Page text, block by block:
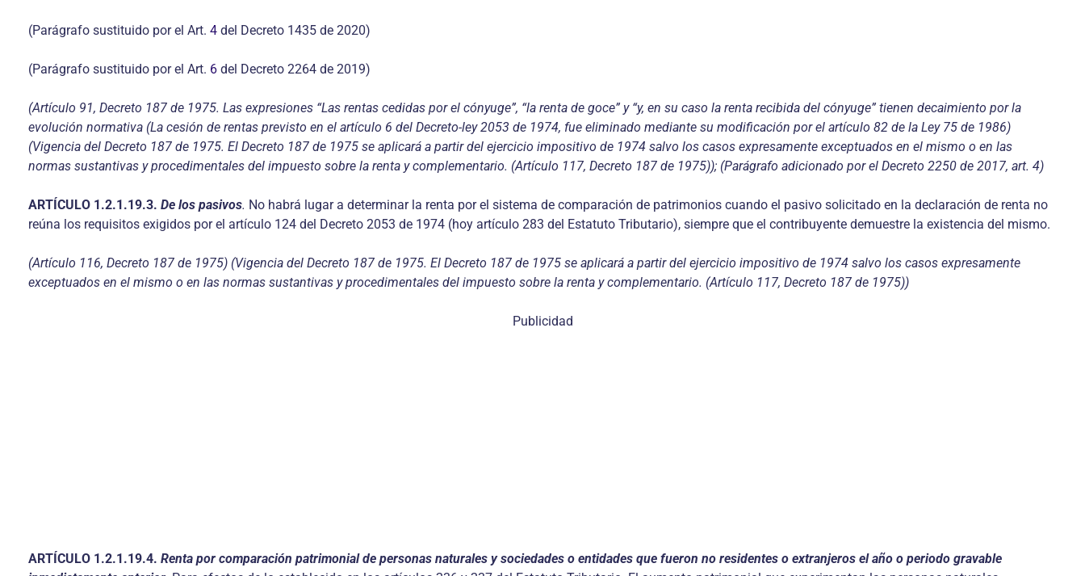
(Parágrafo sustituido por el Art. 4 del Decreto 1435 de 2020)
(Parágrafo sustituido por el Art. 6 del Decreto 2264 de 2019)
(Artículo 91, Decreto 187 de 1975. Las expresiones “Las rentas cedidas por el cónyuge”, “la renta de goce” y “y, en su caso la renta recibida del cónyuge” tienen decaimiento por la
evolución normativa (La cesión de rentas previsto en el artículo 6 del Decreto-ley 2053 de 1974, fue eliminado mediante su modificación por el artículo 82 de la Ley 75 de 1986)
(Vigencia del Decreto 187 de 1975. El Decreto 187 de 1975 se aplicará a partir del ejercicio impositivo de 1974 salvo los casos expresamente exceptuados en el mismo o en las
normas sustantivas y procedimentales del impuesto sobre la renta y complementario. (Artículo 117, Decreto 187 de 1975)); (Parágrafo adicionado por el Decreto 2250 de 2017, art. 4)
ARTÍCULO 1.2.1.19.3. De los pasivos. No habrá lugar a determinar la renta por el sistema de comparación de patrimonios cuando el pasivo solicitado en la declaración de renta no
reúna los requisitos exigidos por el artículo 124 del Decreto 2053 de 1974 (hoy artículo 283 del Estatuto Tributario), siempre que el contribuyente demuestre la existencia del mismo.
(Artículo 116, Decreto 187 de 1975) (Vigencia del Decreto 187 de 1975. El Decreto 187 de 1975 se aplicará a partir del ejercicio impositivo de 1974 salvo los casos expresamente
exceptuados en el mismo o en las normas sustantivas y procedimentales del impuesto sobre la renta y complementario. (Artículo 117, Decreto 187 de 1975))
Publicidad
ARTÍCULO 1.2.1.19.4. Renta por comparación patrimonial de personas naturales y sociedades o entidades que fueron no residentes o extranjeros el año o periodo gravable